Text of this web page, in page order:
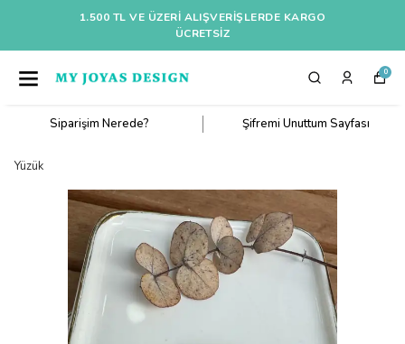
1.500 TL VE ÜZERI ALIŞVERIŞLERDE KARGO
ÜCRETSİZ
0
Siparişim Nerede? Şifremi Unuttum Sayfası
Yüzük